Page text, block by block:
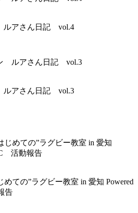
ルアさん日記 vol.4
ルアさん日記 vol.3
めての”ラグビー教室 in 愛知 Powered
告